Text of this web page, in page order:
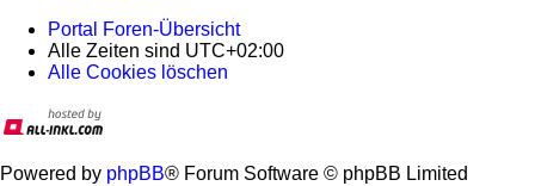
Portal
Foren-Übersicht
Alle Zeiten sind UTC+02:00
Alle Cookies löschen
Powered by phpBB® Forum Software © phpBB Limited